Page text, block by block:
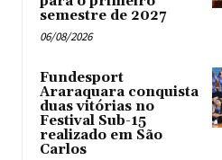
semestre de 2027
06/08/2026
Fundesport
Araraquara conquista
duas vitórias no
Festival Sub-15
realizado em São
Carlos